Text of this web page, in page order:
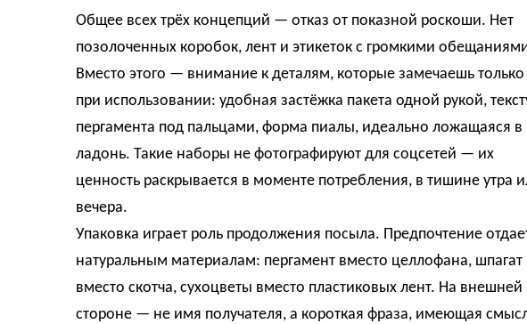
Общее всех трёх концепций — отказ от показной роскоши. Нет
позолоченных коробок, лент и этикеток с громкими
Вместо этого — внимание к деталям, которые замечаешь только
при использовании: удобная застёжка пакета одной рукой,
пергамента под пальцами, форма пиалы, идеально ложащаяся в
ладонь. Такие наборы не фотографируют для соцсетей — их
ценность раскрывается в моменте потребления, в тишине утра
вечера.
Упаковка играет роль продолжения посыла. Предпочтение
натуральным материалам: пергамент вместо целлофана, шпагат
вместо скотча, сухоцветы вместо пластиковых лент. На внешней
стороне — не имя получателя, а короткая фраза, имеющая